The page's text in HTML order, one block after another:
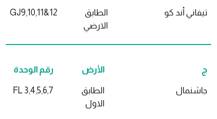
تيفاني أند كو
الطابق
الارضي
GJ9,10,11&12
ج الأرض رقم الوحدة
جاشنمال
الطابق
الاول
FL 3,4,5,6,7